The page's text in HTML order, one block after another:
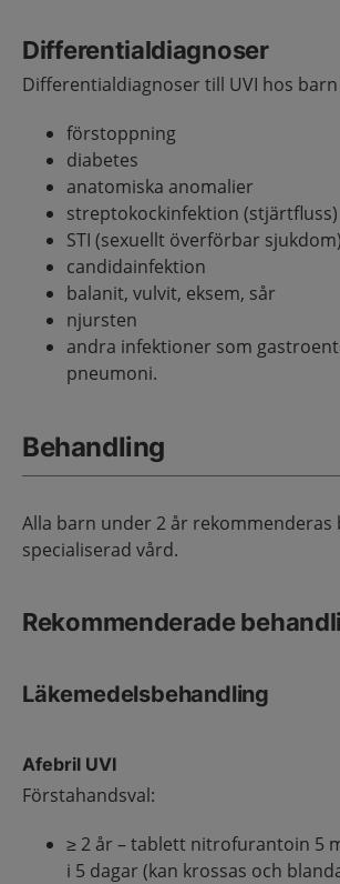
Differentialdiagnoser
Differentialdiagnoser till UVI hos
förstoppning
diabetes
anatomiska anomalier
streptokockinfektion (stjärtfluss)
STI (sexuellt överförbar sjukdom)
candidainfektion
balanit, vulvit, eksem, sår
njursten
andra infektioner som
pneumoni.
Behandling
Alla barn under 2 år rekommenderas
specialiserad vård.
Rekommenderade
Läkemedelsbehandling
Afebril UVI
Förstahandsval:
≥ 2 år – tablett nitrofurantoin 5
i 5 dagar (kan krossas och